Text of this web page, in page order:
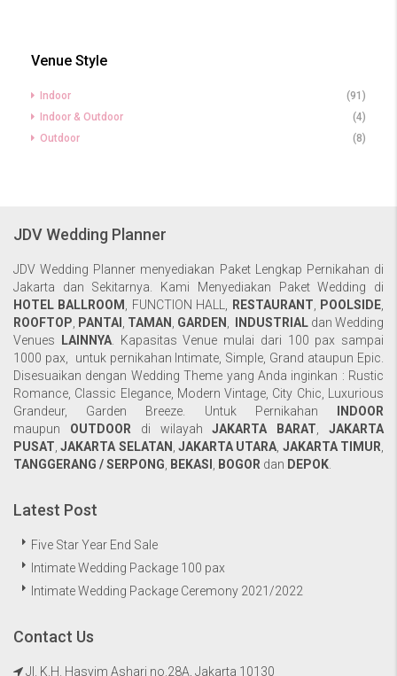
Venue Style
Indoor
(91)
Indoor & Outdoor
(4)
Outdoor
(8)
JDV Wedding Planner
JDV Wedding Planner menyediakan Paket Lengkap Pernikahan di
Jakarta dan Sekitarnya. Kami Menyediakan Paket Wedding di
HOTEL BALLROOM
FUNCTION HALL RESTAURANT POOLSIDE
ROOFTOP
PANTAI TAMAN GARDEN INDUSTRIAL dan Wedding
Venues
LAINNYA. Kapasitas Venue mulai dari 100 pax sampai
1000 pax, untuk pernikahan Intimate, Simple, Grand ataupun Epic.
Disesuaikan dengan Wedding Theme yang Anda inginkan : Rustic
Romance, Classic Elegance, Modern Vintage, City Chic, Luxurious
Grandeur, Garden Breeze. Untuk Pernikahan
INDOOR
maupun OUTDOOR di wilayahJAKARTA BARAT ,JAKARTA
PUSAT ,JAKARTA SELATAN ,JAKARTA UTARA JAKARTA TIMUR
TANGGERANG / SERPONG
BEKASI BOGOR dan DEPOK
Latest Post
Five Star Year End Sale
Intimate Wedding Package 100 pax
Intimate Wedding Package Ceremony 2021/2022
Contact Us
Jl. K.H. Hasyim Ashari no.28A, Jakarta 10130